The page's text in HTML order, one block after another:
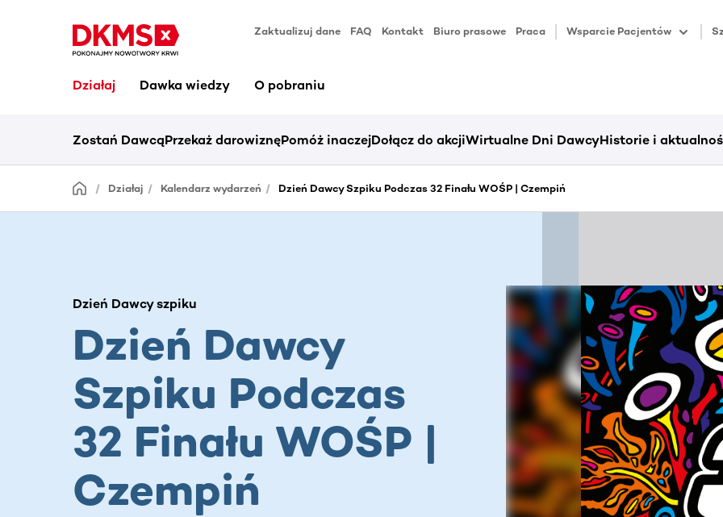
Zaktualizuj dane FAQ Kontakt Biuro prasowe Praca Wsparcie Pacjentów
Działaj Dawka wiedzy O pobraniu
Zostań DawcąPrzekaż darowiznęPomóż inaczejDołącz do akcjiWirtualne Dni DawcyHistorie i
Działaj Kalendarz wydarzeń Dzień Dawcy Szpiku Podczas 32 Finału WOŚP | Czempiń
Dzień Dawcy szpiku
Dzień Dawcy
Szpiku Podczas
32 Finału WOŚP |
Czempiń